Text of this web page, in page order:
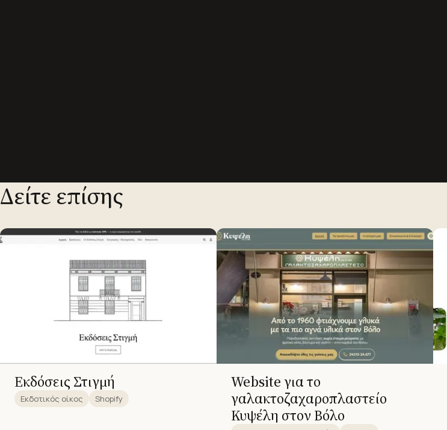
Δείτε επίσης
Εκδόσεις Στιγμή
Εκδοτικός οίκος Shopify
Website για το
γαλακτοζαχαροπλαστείο
Κυψέλη στον Βόλο